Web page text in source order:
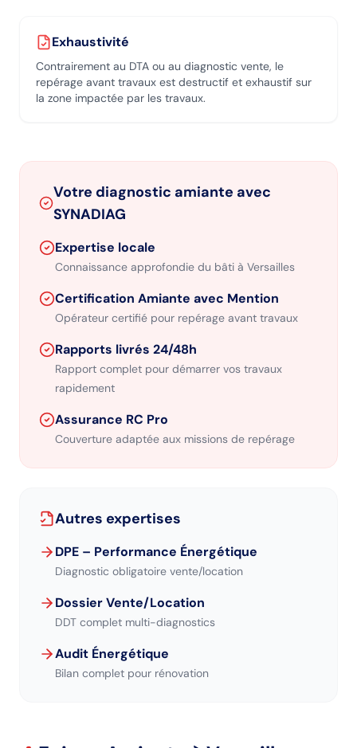
Exhaustivité
Contrairement au DTA ou au diagnostic vente, le
repérage avant travaux est destructif et exhaustif sur
la zone impactée par les travaux.
Votre diagnostic amiante avec
SYNADIAG
Expertise locale
Connaissance approfondie du bâti à Versailles
Certification Amiante avec Mention
Opérateur certifié pour repérage avant travaux
Rapports livrés 24/48h
Rapport complet pour démarrer vos travaux
rapidement
Assurance RC Pro
Couverture adaptée aux missions de repérage
Autres expertises
DPE – Performance Énergétique
Diagnostic obligatoire vente/location
Dossier Vente/Location
DDT complet multi-diagnostics
Audit Énergétique
Bilan complet pour rénovation